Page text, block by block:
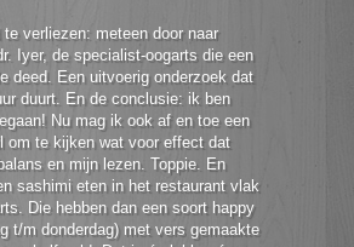
te verliezen: meteen door naar
Iyer, de specialist-oogarts die een
deed. Een uitvoerig onderzoek dat
duurt. En de conclusie: ik ben
Nu mag ik ook af en toe een
om te kijken wat voor effect dat
en mijn lezen. Toppie. En
sashimi eten in het restaurant vlak
Die hebben dan een soort happy
t/m donderdag) met vers gemaakte